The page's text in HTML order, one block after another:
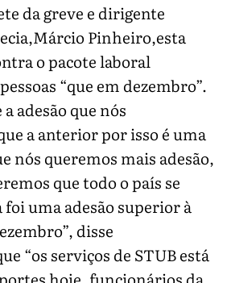
da greve e dirigente
Pinheiro,esta
o pacote laboral
“que em dezembro”.
adesão que nós
a anterior por isso é uma
nós queremos mais adesão,
que todo o país se
uma adesão superior à
disse
“os serviços de STUB está